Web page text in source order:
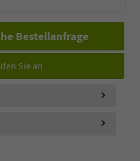
Bestellanfrage
Sie an